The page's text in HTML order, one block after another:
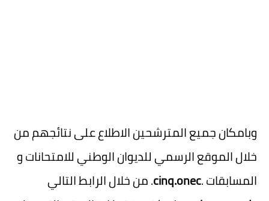
وبامكان جميع المترشحين الاطلاع على نتائجهم من
خلال الموقع الرسمي للديوان الوطني للامتحانات و
المسابقات .cinq.onec. من خلال الرابط التالي